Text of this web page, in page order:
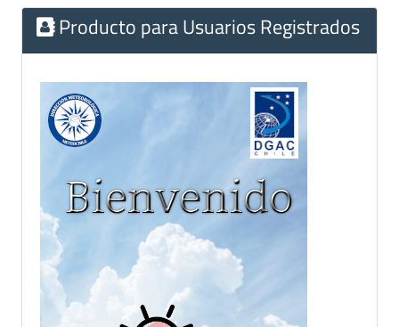
Producto para Usuarios Registrados